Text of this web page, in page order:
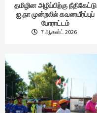
தமிழின அழிப்பிற்கு நீதிகேட்டு
ஐ.நா முன்றலில் கவனயீர்ப்புப்
போராட்டம்
7 ஆகஸ்ட் 2026